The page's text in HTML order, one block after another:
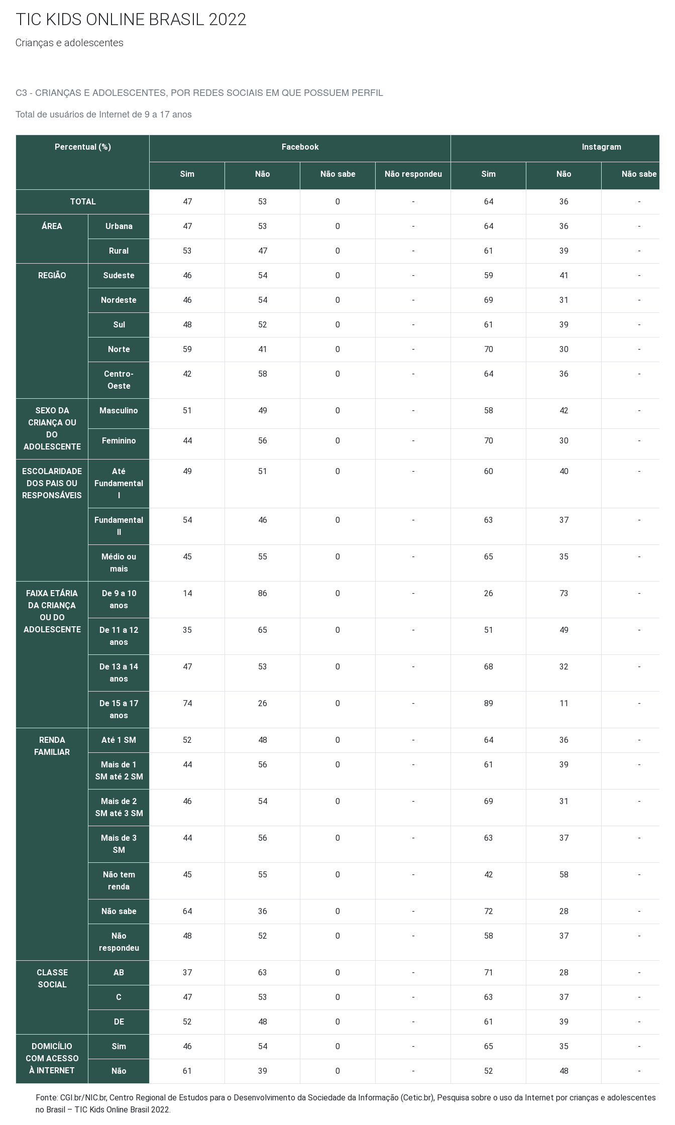
TIC KIDS ONLINE BRASIL 2022
Crianças e adolescentes
C3 - CRIANÇAS E ADOLESCENTES, POR REDES SOCIAIS EM QUE POSSUEM PERFIL
Total de usuários de Internet de 9 a 17 anos
Percentual (%) Facebook Instagram
Sim Não Não sabe Não respondeu Sim Não Não sabe
TOTAL 47 53 0 - 64 36 -
ÁREA Urbana 47 53 0 - 64 36 -
Rural 53 47 0 - 61 39 -
REGIÃO Sudeste 46 54 0 - 59 41 -
Nordeste 46 54 0 - 69 31 -
Sul 48 52 0 - 61 39 -
Norte 59 41 0 - 70 30 -
Centro-
Oeste
42 58 0 - 64 36 -
SEXO DA
CRIANÇA OU
DO
ADOLESCENTE
Masculino 51 49 0 - 58 42 -
Feminino 44 56 0 - 70 30 -
ESCOLARIDADE
DOS PAIS OU
RESPONSÁVEIS
Até
Fundamental
I
49 51 0 - 60 40 -
Fundamental
II
54 46 0 - 63 37 -
Médio ou
mais
45 55 0 - 65 35 -
FAIXA ETÁRIA
DA CRIANÇA
OU DO
ADOLESCENTE
De 9 a 10
anos
14 86 0 - 26 73 -
De 11 a 12
anos
35 65 0 - 51 49 -
De 13 a 14
anos
47 53 0 - 68 32 -
De 15 a 17
anos
74 26 0 - 89 11 -
RENDA
FAMILIAR
Até 1 SM 52 48 0 - 64 36 -
Mais de 1
SM até 2 SM
44 56 0 - 61 39 -
Mais de 2
SM até 3 SM
46 54 0 - 69 31 -
Mais de 3
SM
44 56 0 - 63 37 -
Não tem
renda
45 55 0 - 42 58 -
Não sabe 64 36 0 - 72 28 -
Não
respondeu
48 52 0 - 58 37 -
CLASSE
SOCIAL
AB 37 63 0 - 71 28 -
C 47 53 0 - 63 37 -
DE 52 48 0 - 61 39 -
DOMICÍLIO
COM ACESSO
À INTERNET
Sim 46 54 0 - 65 35 -
Não 61 39 0 - 52 48 -
Fonte: CGI.br/NIC.br, Centro Regional de Estudos para o Desenvolvimento da Sociedade da Informação (Cetic.br), Pesquisa sobre o uso da Internet por crianças e adolescentes
no Brasil – TIC Kids Online Brasil 2022.